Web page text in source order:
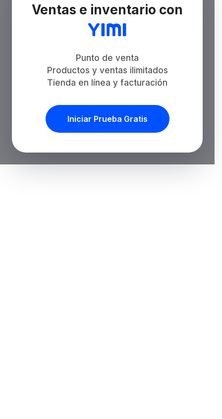
Ventas e inventario con
Punto de venta
Productos y ventas ilimitados
Tienda en línea y facturación
Iniciar Prueba Gratis